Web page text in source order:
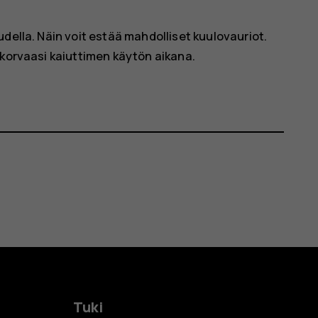
Näin voit estää mahdolliset kuulovauriot.
kaiuttimen käytön aikana.
Tuki